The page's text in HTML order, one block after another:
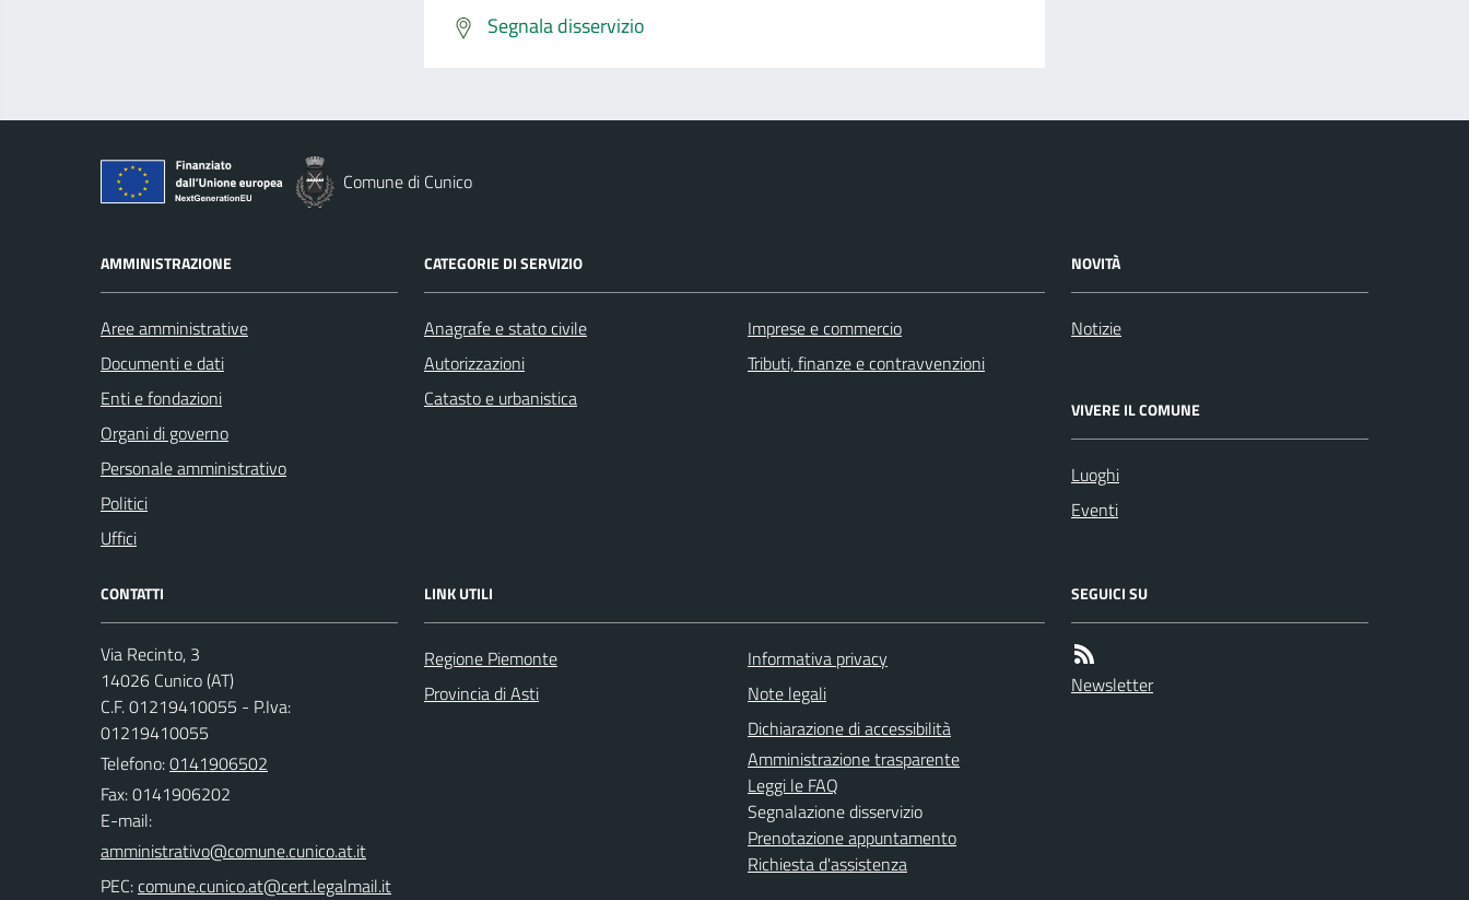
Segnala disservizio
Comune di Cunico
AMMINISTRAZIONE
Aree amministrative
Documenti e dati
Enti e fondazioni
Organi di governo
Personale amministrativo
Politici
Uffici
CATEGORIE DI SERVIZIO
Anagrafe e stato civile
Autorizzazioni
Catasto e urbanistica
Imprese e commercio
Tributi, finanze e contravvenzioni
NOVITÀ
Notizie
VIVERE IL COMUNE
Luoghi
Eventi
CONTATTI
Via Recinto, 3
14026 Cunico (AT)
C.F. 01219410055 - P.Iva:
01219410055
Telefono:0141906502
Fax: 0141906202
E-mail:
PEC:
LINK UTILI
Regione Piemonte
Provincia di Asti
Informativa privacy
Note legali
Dichiarazione di accessibilità
Amministrazione trasparente
Leggi le FAQ
Segnalazione disservizio
Prenotazione appuntamento
Richiesta d'assistenza
SEGUICI SU
Newsletter